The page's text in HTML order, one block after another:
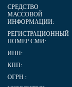
СРЕДСТВО
МАССОВОЙ
ИНФОРМАЦИИ:
РЕГИСТРАЦИОННЫЙ
НОМЕР СМИ:
ИНН:
КПП:
ОГРН :